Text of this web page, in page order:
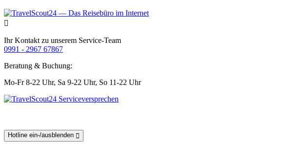
Ihr Kontakt zu unserem Service-Team
0991 - 2967 67867
Beratung & Buchung:
Mo-Fr 8-22 Uhr, Sa 9-22 Uhr, So 11-22 Uhr
Hotline ein-/ausblenden